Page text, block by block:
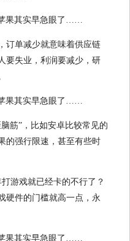
订单减少就意味着供应链
要失业，利润要减少，研
筋”，比如安卓比较常见的
的强行限速，甚至有些时
游戏就已经卡的不行了？
硬件的门槛就高一点，永